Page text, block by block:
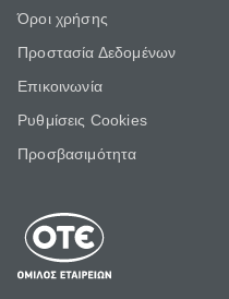
Όροι χρήσης
Προστασία Δεδομένων
Επικοινωνία
Ρυθμίσεις Cookies
Προσβασιμότητα